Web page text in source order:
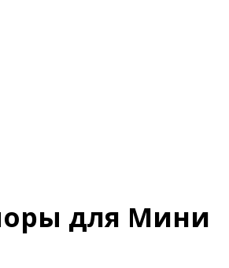
для Мини